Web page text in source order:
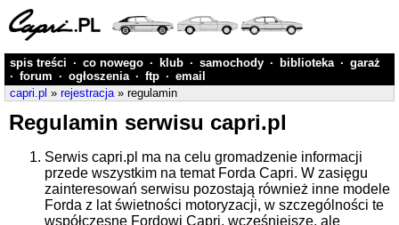
spis treści · co nowego · klub · samochody · biblioteka · garaż
· forum · ogłoszenia · ftp · email
capri.pl » rejestracja» regulamin
Regulamin serwisu capri.pl
Serwis capri.pl ma na celu gromadzenie informacji
przede wszystkim na temat Forda Capri. W zasięgu
zainteresowań serwisu pozostają również inne modele
Forda z lat świetności motoryzacji, w szczególności te
współczesne Fordowi Capri, wcześniejsze, ale